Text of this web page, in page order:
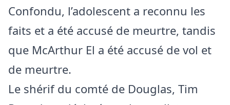
Confondu, l’adolescent a reconnu les
faits et a été accusé de meurtre, tandis
que McArthur El a été accusé de vol et
de meurtre.
Le shérif du comté de Douglas, Tim